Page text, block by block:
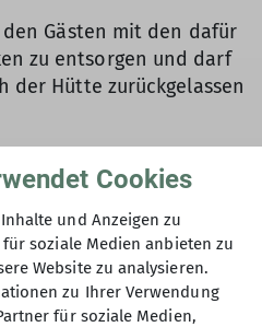
Gästen mit den dafür
zu entsorgen und darf
der Hütte zurückgelassen
einem Naturschutz-
ist deshalb zu
Feuerwerk jeglicher Art
Cookies
und Anzeigen zu
soziale Medien anbieten zu
Website zu analysieren.
zu Ihrer Verwendung
für soziale Medien,